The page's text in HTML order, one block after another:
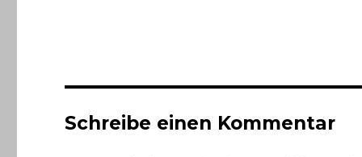
Schreibe einen Kommentar